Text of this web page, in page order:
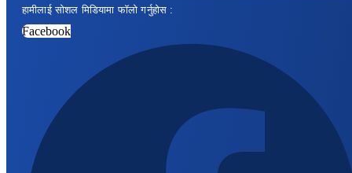
हामीलाई सोशल मिडियामा फॉलो गर्नुहोस :
Facebook